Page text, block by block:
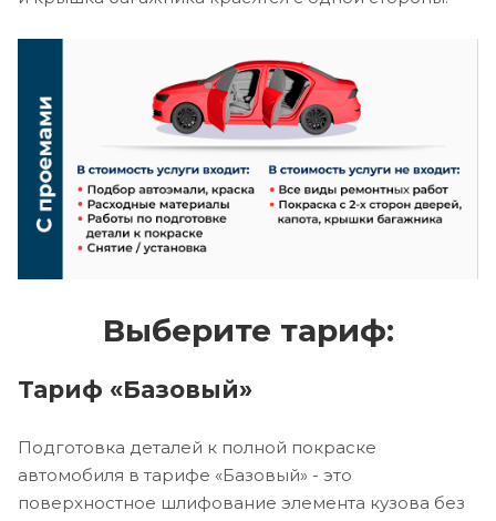
Выберите тариф:
Тариф «Базовый»
Подготовка деталей к полной покраске
автомобиля в тарифе «Базовый» - это
поверхностное шлифование элемента кузова без